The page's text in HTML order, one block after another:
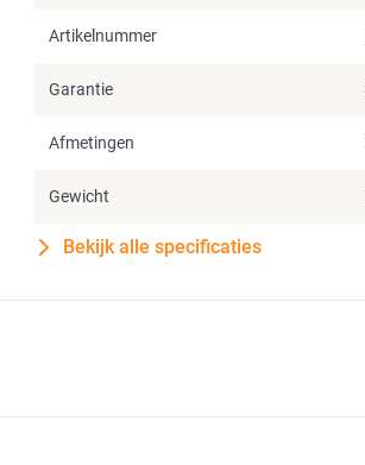
Artikelnummer
Garantie
Afmetingen
Gewicht
Bekijk alle specificaties